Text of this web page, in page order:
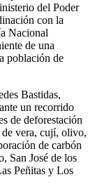
del Poder
con la
Nacional
de una
población de
Bastidas,
un recorrido
de deforestación
de vera, cují, olivo,
de carbón
San José de los
Peñitas y Los